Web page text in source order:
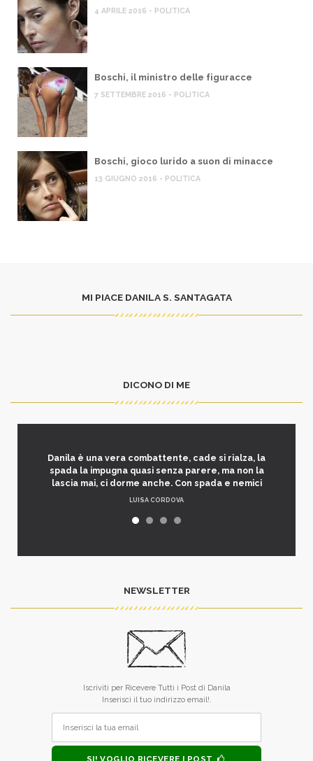
4 APRILE 2016 - POLITICA
Boschi, il ministro delle figuracce
7 SETTEMBRE 2016 - POLITICA
Boschi, gioco lurido a suon di minacce
13 GIUGNO 2016 - POLITICA
MI PIACE DANILA S. SANTAGATA
DICONO DI ME
Danila è una vera combattente, cade si rialza, la
spada la impugna quasi senza parere, ma non la
lascia mai, ci dorme anche. Con spada e nemici
LUISA CORDOVA
NEWSLETTER
Iscriviti per Ricevere Tutti i Post di Danila
Inserisci il tuo indirizzo email!.
SI! VOGLIO RICEVERE I POST